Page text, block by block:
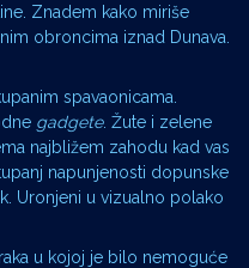
Znadem kako miriše
obroncima iznad Dunava.
spavaonicama.
gadgete. Žute i zelene
najbližem zahodu kad vas
napunjenosti dopunske
Uronjeni u vizualno polako
u kojoj je bilo nemoguće